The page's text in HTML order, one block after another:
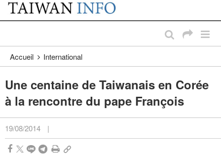
Passer au contenu principal
:::
Accueil International
Une centaine de Taiwanais en Corée
à la rencontre du pape François
19/08/2014 |